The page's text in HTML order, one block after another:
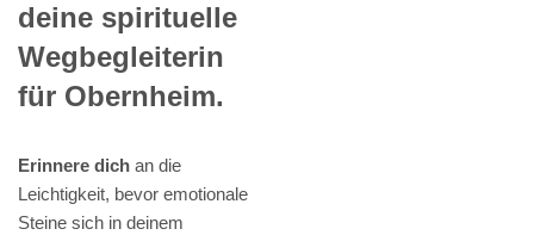
deine spirituelle
Wegbegleiterin
für Obernheim.
Erinnere dich an die
Leichtigkeit, bevor emotionale
Steine sich in deinem